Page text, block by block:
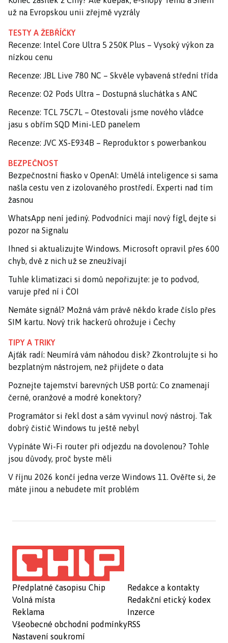
už na Evropskou unii zřejmě vyzrály
TESTY A ŽEBŘÍČKY
Recenze: Intel Core Ultra 5 250K Plus – Vysoký výkon za
nízkou cenu
Recenze: JBL Live 780 NC – Skvěle vybavená střední třída
Recenze: O2 Pods Ultra – Dostupná sluchátka s ANC
Recenze: TCL 75C7L – Otestovali jsme nového vládce
jasu s obřím SQD Mini-LED panelem
Recenze: JVC XS-E934B – Reproduktor s powerbankou
BEZPEČNOST
Bezpečnostní fiasko v OpenAI: Umělá inteligence si sama
našla cestu ven z izolovaného prostředí. Experti nad tím
žasnou
WhatsApp není jediný. Podvodníci mají nový fígl, dejte si
pozor na Signalu
Ihned si aktualizujte Windows. Microsoft opravil přes 600
chyb, dvě z nich už se zneužívají
Tuhle klimatizaci si domů nepořizujte: je to podvod,
varuje před ní i ČOI
Nemáte signál? Možná vám právě někdo krade číslo přes
SIM kartu. Nový trik hackerů ohrožuje i Čechy
TIPY A TRIKY
Ajťák radí: Neumírá vám náhodou disk? Zkontrolujte si ho
bezplatným nástrojem, než přijdete o data
Poznejte tajemství barevných USB portů: Co znamenají
černé, oranžové a modré konektory?
Programátor si řekl dost a sám vyvinul nový nástroj. Tak
dobrý čistič Windows tu ještě nebyl
Vypínáte Wi-Fi router při odjezdu na dovolenou? Tohle
jsou důvody, proč byste měli
V říjnu 2026 končí jedna verze Windows 11. Ověřte si, že
máte jinou a nebudete mít problém
Předplatné časopisu Chip
Volná místa
Reklama
Všeobecné obchodní podmínky
Nastavení soukromí
Redakce a kontakty
Redakční etický kodex
Inzerce
RSS